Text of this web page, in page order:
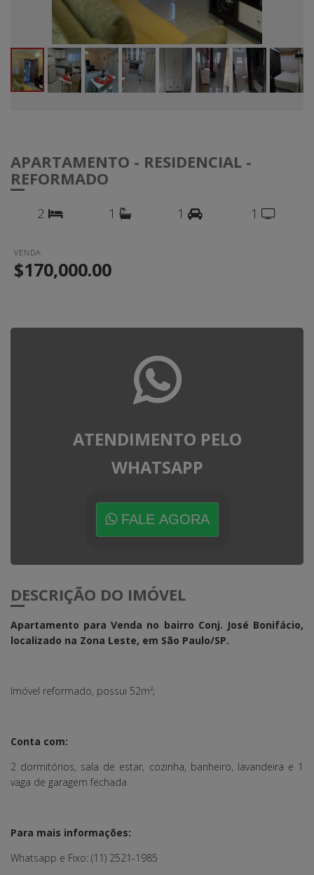
APARTAMENTO - RESIDENCIAL -
REFORMADO
2 1 1 1
VENDA
$170,000.00
ATENDIMENTO PELO
WHATSAPP
FALE AGORA
DESCRIÇÃO DO IMÓVEL
Apartamento para Venda no bairro Conj. José Bonifácio,
localizado na Zona Leste, em São Paulo/SP.
Imóvel reformado, possui 52m²;
Conta com:
2 dormitórios, sala de estar, cozinha, banheiro, lavandeira e 1
vaga de garagem fechada
Para mais informações:
Whatsapp e Fixo: (11) 2521-1985